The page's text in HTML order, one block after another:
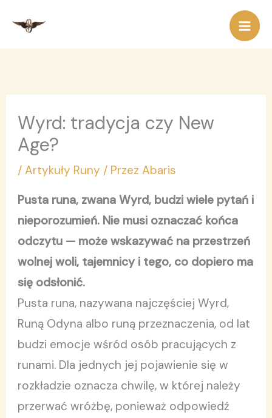
treści
Wyrd: tradycja czy New
Age?
/Artykuły Runy / PrzezAbaris
Pusta runa, zwana Wyrd, budzi wiele pytań i
nieporozumień. Nie musi oznaczać końca
odczytu — może wskazywać na przestrzeń
wolnej woli, tajemnicy i tego, co dopiero ma
się odsłonić.
Pusta runa, nazywana najczęściej Wyrd,
Runą Odyna albo runą przeznaczenia, od lat
budzi emocje wśród osób pracujących z
runami. Dla jednych jej pojawienie się w
rozkładzie oznacza chwilę, w której należy
przerwać wróżbę, ponieważ odpowiedź